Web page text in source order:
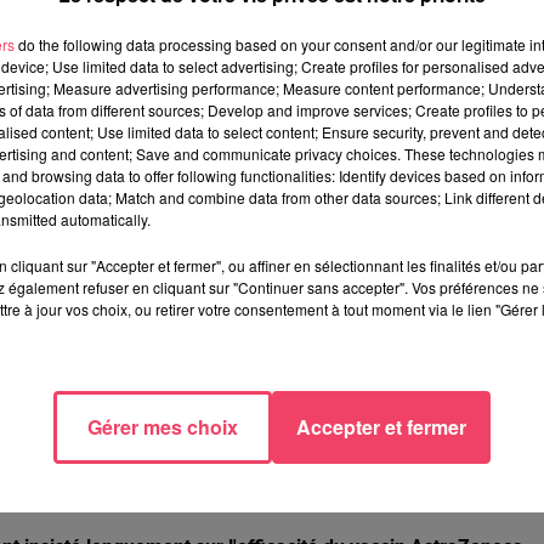
va s'accélérer et ça commence dès ce week-end en
aujourd'hui 60 % des contaminations, "il est d’autant
susceptibles de développer des formes graves de la maladie
END
plus de 75 ansvivant à leur domicile et auxpersonnes de
a reçu 500 doses supplémentaires. Le centre de Laval va
02 43 53 53 00. Demain, il faudra appeler dès 9h pour
avec une pièce d'identité et leur carte vitale.
do the following data processing based on your consent and/or our legitimate
Use limited data to select advertising; Create profiles for personalised
Measure advertising performance; Measure content performance;
of data from different sources; Develop and improve services; Create profiles to
content; Use limited data to select content; Ensure security, prevent and
and content; Save and communicate privacy choices. These technologies
browsing data to offer following functionalities: Identify devices based on
data; Match and combine data from other data sources; Link different
automatically.
cliquant sur "Accepter et fermer", ou affiner en sélectionnant les finalités et/ou
également refuser en cliquant sur "Continuer sans accepter". Vos préférences
à jour vos choix, ou retirer votre consentement à tout moment via le lien
Gérer mes choix Accepter et fermer